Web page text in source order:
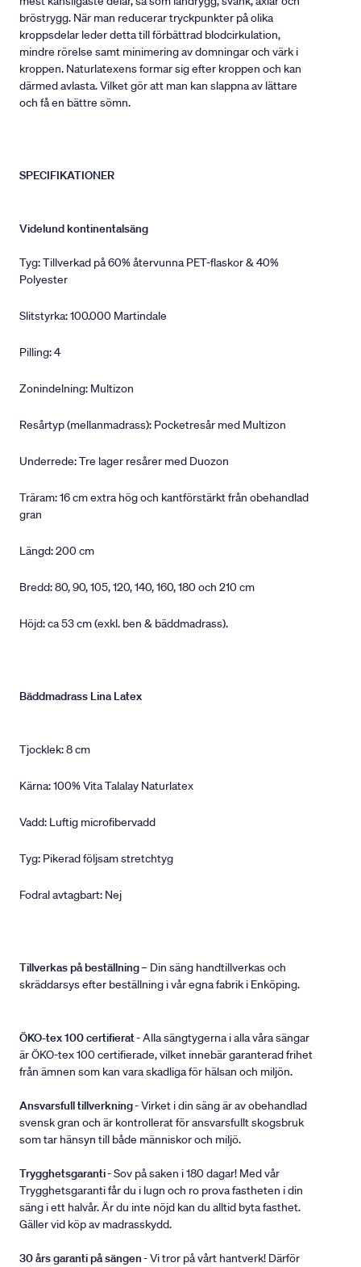
bröstrygg. När man reducerar tryckpunkter på olika
kroppsdelar leder detta till förbättrad blodcirkulation,
mindre rörelse samt minimering av domningar och värk i
kroppen. Naturlatexens formar sig efter kroppen och kan
därmed avlasta. Vilket gör att man kan slappna av lättare
och få en bättre sömn.
SPECIFIKATIONER
Videlund kontinentalsäng
Tyg: Tillverkad på 60% återvunna PET-flaskor & 40%
Polyester
Slitstyrka: 100.000 Martindale
Pilling: 4
Zonindelning: Multizon
Resårtyp (mellanmadrass): Pocketresår med Multizon
Underrede: Tre lager resårer med Duozon
Träram: 16 cm extra hög och kantförstärkt från obehandlad
gran
Längd: 200 cm
Bredd: 80, 90, 105, 120, 140, 160, 180 och 210 cm
Höjd: ca 53 cm (exkl. ben & bäddmadrass).
Bäddmadrass Lina Latex
Tjocklek: 8 cm
Kärna: 100% Vita Talalay Naturlatex
Vadd: Luftig microfibervadd
Tyg: Pikerad följsam stretchtyg
Fodral avtagbart: Nej
Tillverkas på beställning– Din säng handtillverkas och
skräddarsys efter beställning i vår egna fabrik i Enköping.
ÖKO-tex 100 certifierat- Alla sängtygerna i alla våra sängar
är ÖKO-tex 100 certifierade, vilket innebär garanterad frihet
från ämnen som kan vara skadliga för hälsan och miljön.
Ansvarsfull tillverkning- Virket i din säng är av obehandlad
svensk gran och är kontrollerat för ansvarsfullt skogsbruk
som tar hänsyn till både människor och miljö.
Trygghetsgaranti- Sov på saken i 180 dagar! Med vår
Trygghetsgaranti får du i lugn och ro prova fastheten i din
säng i ett halvår. Är du inte nöjd kan du alltid byta fasthet.
Gäller vid köp av madrasskydd.
30 års garanti på sängen- Vi tror på vårt hantverk! Därför